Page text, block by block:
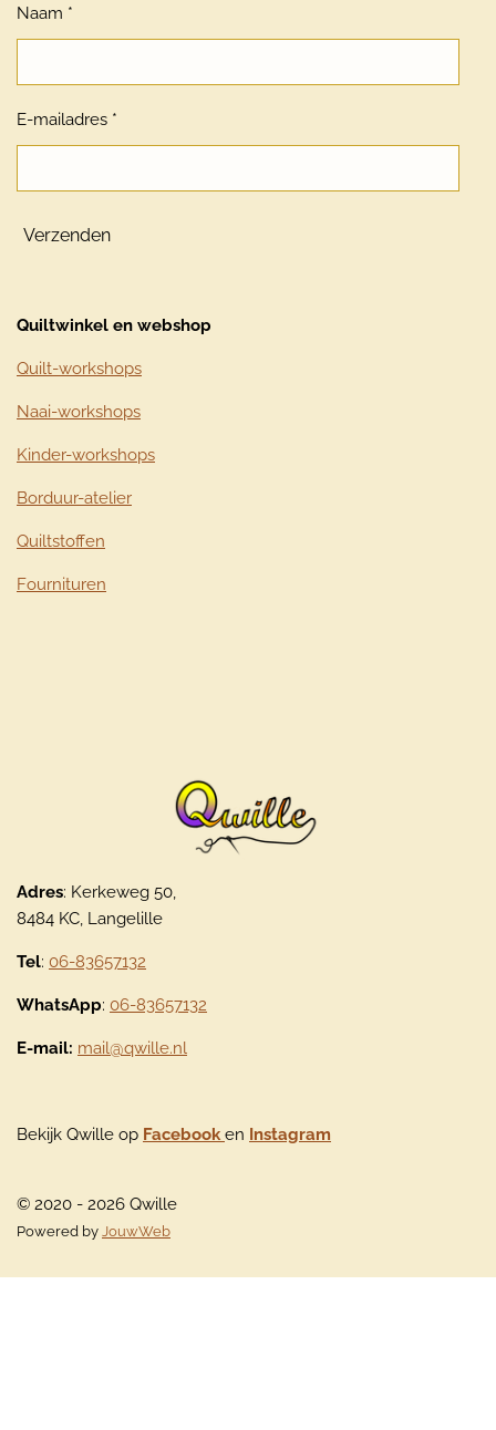
Naam *
E-mailadres *
Verzenden
Quiltwinkel en webshop
Quilt-workshops
Naai-workshops
Kinder-workshops
Borduur-atelier
Quiltstoffen
Fournituren
Adres: Kerkeweg 50,
8484 KC, Langelille
Tel: 06-83657132
WhatsApp: 06-83657132
E-mail: mail@qwille.nl
Bekijk Qwille op Facebook en Instagram
© 2020 - 2026 Qwille
Powered by JouwWeb